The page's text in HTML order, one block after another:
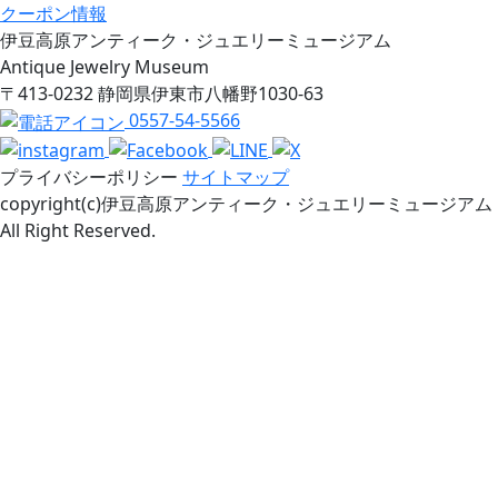
クーポン情報
伊豆高原アンティーク・ジュエリーミュージアム
Antique Jewelry Museum
〒413-0232 静岡県伊東市八幡野1030-63
0557-54-5566
プライバシーポリシー サイトマップ
copyright(c)伊豆高原アンティーク・ジュエリーミュージアム
All Right Reserved.